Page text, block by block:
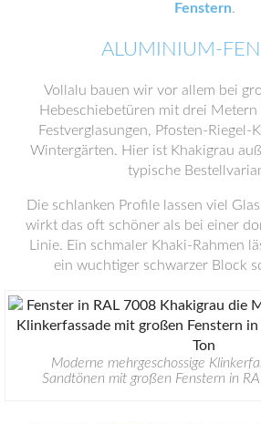
Fenstern.
ALUMINIUM-
Vollalu bauen wir vor allem bei
Hebeschiebetüren mit drei
Festverglasungen, Pfosten-
Wintergärten. Hier ist Khakigrau
typische
Die schlanken Profile lassen viel
wirkt das oft schöner als bei einer
Linie. Ein schmaler Khaki-Rahmen
ein wuchtiger schwarzer Block
Moderne mehrgeschossige
Sandtönen mit großen Fenstern in